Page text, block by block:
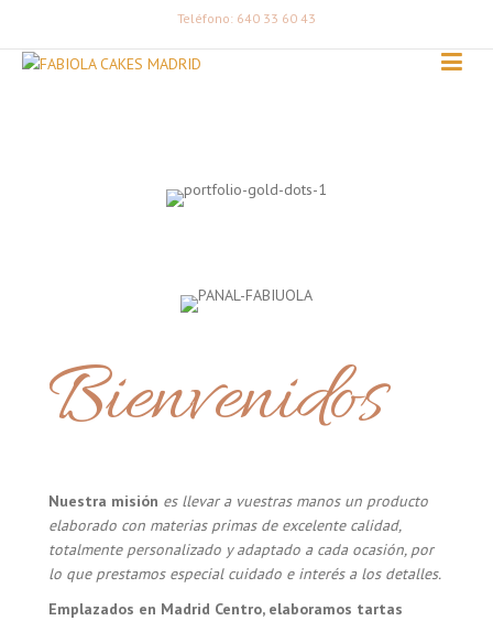
Teléfono: 640 33 60 43
Bienvenidos
Nuestra misión es llevar a vuestras manos un producto
elaborado con materias primas de excelente calidad,
totalmente personalizado y adaptado a cada ocasión, por
lo que prestamos especial cuidado e interés a los detalles.
Emplazados en Madrid Centro, elaboramos tartas